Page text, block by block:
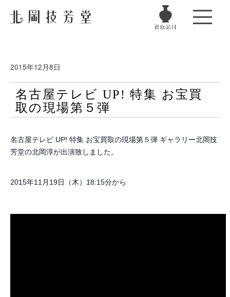
2015年12月8日
名古屋テレビ UP! 特集 お宝買
取の現場第５弾
名古屋テレビ UP! 特集 お宝買取の現場第５弾 ギャラリー北岡技
芳堂の北岡淳が出演致しました。
2015年11月19日（木）18:15分から